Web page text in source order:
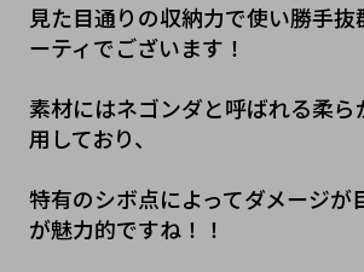
見た目通りの収納力で使い勝手抜
ーティでございます！
素材にはネゴンダと呼ばれる柔ら
用しており、
特有のシボ点によってダメージが
が魅力的ですね！！